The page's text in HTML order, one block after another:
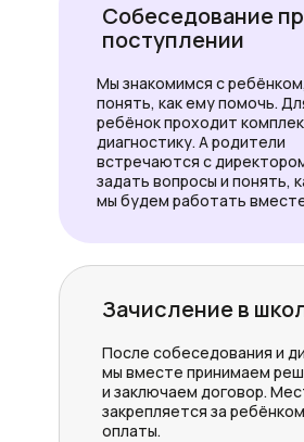
Собеседование
поступлении
Мы знакомимся с
понять, как ему помочь.
ребёнок проходит
диагностику. А родители
встречаются с
задать вопросы и понять,
мы будем работать
Зачисление в
После собеседования и
мы вместе принимаем
и заключаем договор.
закрепляется за
оплаты.